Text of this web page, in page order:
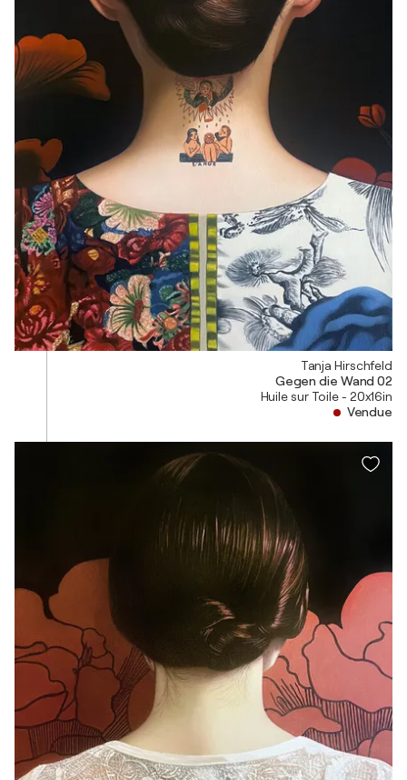
Tanja Hirschfeld
Gegen die Wand 02
Huile sur Toile - 20x16in
Vendue